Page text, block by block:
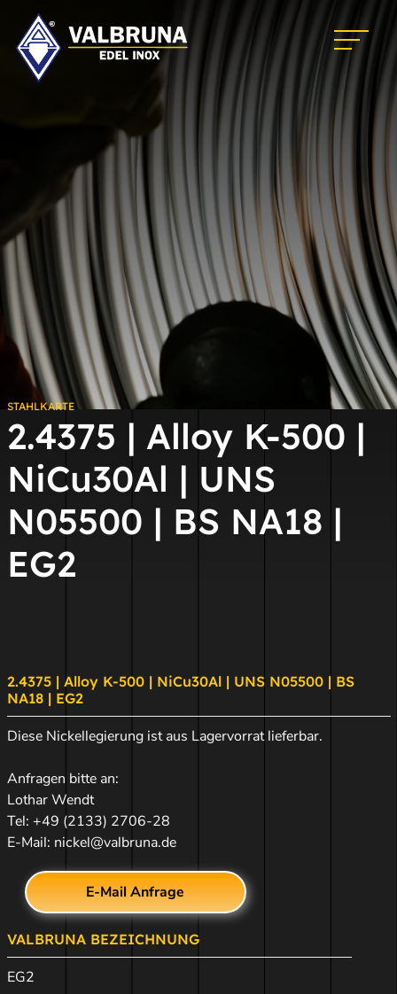
Valbruna
STAHLKARTE
2.4375 | Alloy K-500 |
NiCu30Al | UNS
N05500 | BS NA18 |
EG2
2.4375 | Alloy K-500 | NiCu30Al | UNS N05500 | BS
NA18 | EG2
Diese Nickellegierung ist aus Lagervorrat lieferbar.
Anfragen bitte an:
Lothar Wendt
Tel: +49 (2133) 2706-28
E-Mail: nickel@valbruna.de
E-Mail Anfrage
VALBRUNA BEZEICHNUNG
EG2